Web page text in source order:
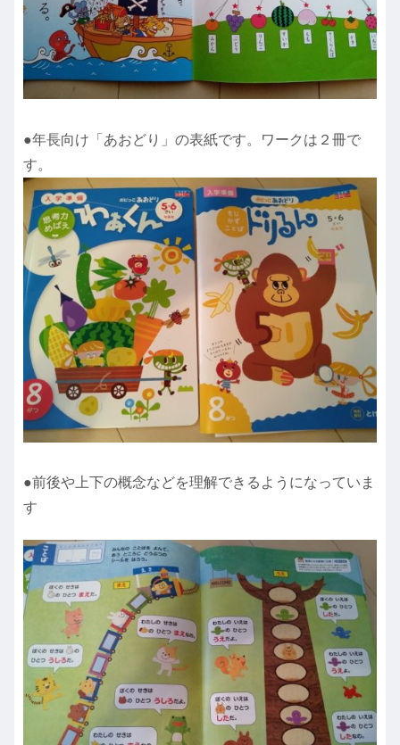
●年長向け「あおどり」の表紙です。ワークは２冊で
す。
●前後や上下の概念などを理解できるようになっていま
す